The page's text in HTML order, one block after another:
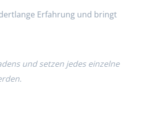
Erfahrung und bringt
und setzen jedes einzelne